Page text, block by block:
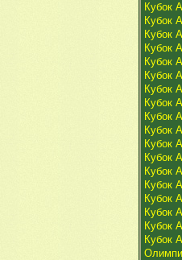
Кубок
Кубок
Кубок
Кубок
Кубок
Кубок
Кубок
Кубок
Кубок
Кубок
Кубок
Кубок
Кубок
Кубок
Кубок
Кубок
Кубок
Кубок